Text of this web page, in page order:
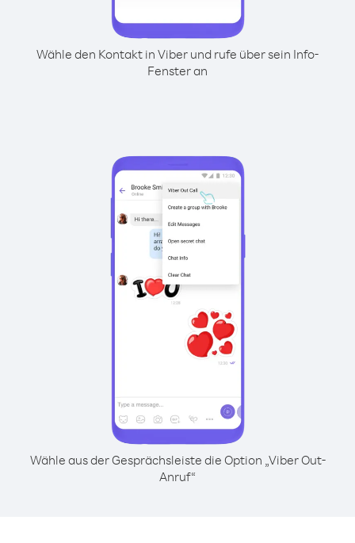
Wähle den Kontakt in Viber und rufe über sein Info-
Fenster an
Wähle aus der Gesprächsleiste die Option „Viber Out-
Anruf“